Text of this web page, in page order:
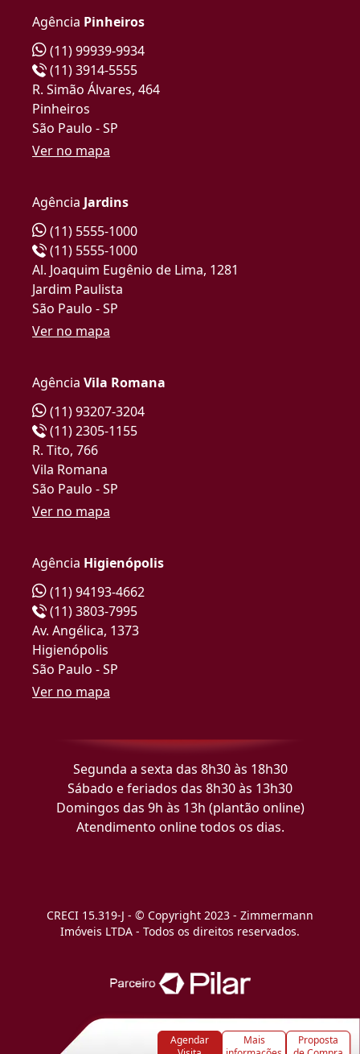
Agendar
Mais
Proposta
Agência Pinheiros
(11) 99939-9934
(11) 3914-5555
R. Simão Álvares, 464
Pinheiros
São Paulo - SP
Ver no mapa
Agência Jardins
(11) 5555-1000
(11) 5555-1000
Al. Joaquim Eugênio de Lima, 1281
Jardim Paulista
São Paulo - SP
Ver no mapa
Agência Vila Romana
(11) 93207-3204
(11) 2305-1155
R. Tito, 766
Vila Romana
São Paulo - SP
Ver no mapa
Agência Higienópolis
(11) 94193-4662
(11) 3803-7995
Av. Angélica, 1373
Higienópolis
São Paulo - SP
Ver no mapa
Segunda a sexta das 8h30 às 18h30
Sábado e feriados das 8h30 às 13h30
Domingos das 9h às 13h (plantão online)
Atendimento online todos os dias.
CRECI 15.319-J - © Copyright 2023 - Zimmermann
Imóveis LTDA - Todos os direitos reservados.